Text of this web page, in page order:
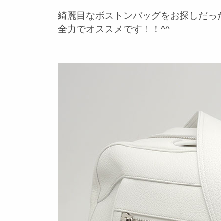
綺麗目なボストンバッグをお探しだっ
全力でオススメです！！^^